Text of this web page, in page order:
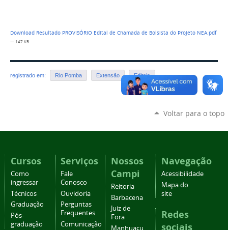
Download Resultado PROVISÓRIO Edital de Chamada de Bolsista do Projeto NEA.pdf
— 147 KB
registrado em: Rio Pomba Extensão Editais
Voltar para o topo
Cursos
Como
ingressar
Técnicos
Graduação
Pós-
graduação
Serviços
Fale
Conosco
Ouvidoria
Perguntas
Frequentes
Comunicação
Nossos
Campi
Reitoria
Barbacena
Juiz de
Fora
Manhuaçu
Navegação
Acessibilidade
Mapa do
site
Redes
sociais